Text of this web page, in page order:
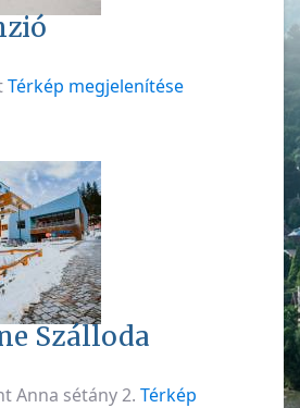
Térkép megjelenítése
Szálloda
Anna sétány 2. Térkép